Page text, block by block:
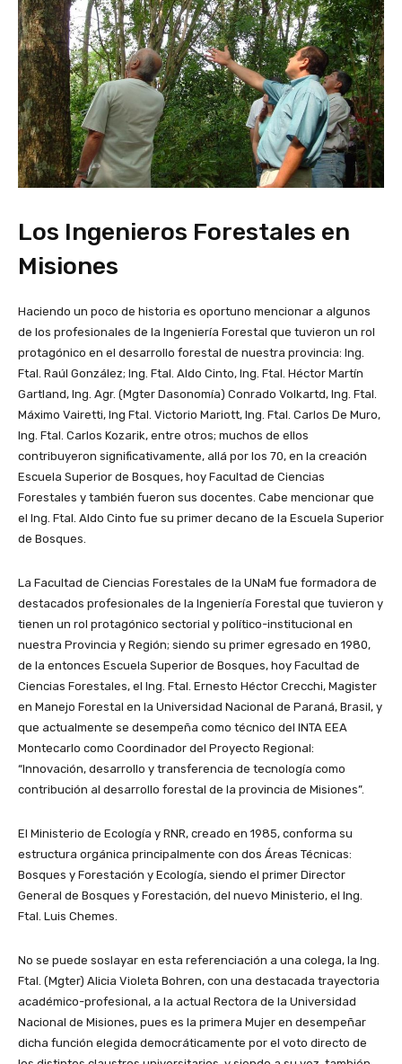
Los Ingenieros Forestales en
Misiones
Haciendo un poco de historia es oportuno mencionar a algunos
de los profesionales de la Ingeniería Forestal que tuvieron un rol
protagónico en el desarrollo forestal de nuestra provincia: Ing.
Ftal. Raúl González; Ing. Ftal. Aldo Cinto, Ing. Ftal. Héctor Martín
Gartland, Ing. Agr. (Mgter Dasonomía) Conrado Volkartd, Ing. Ftal.
Máximo Vairetti, Ing Ftal. Victorio Mariott, Ing. Ftal. Carlos De Muro,
Ing. Ftal. Carlos Kozarik, entre otros; muchos de ellos
contribuyeron significativamente, allá por los 70, en la creación
Escuela Superior de Bosques, hoy Facultad de Ciencias
Forestales y también fueron sus docentes. Cabe mencionar que
el Ing. Ftal. Aldo Cinto fue su primer decano de la Escuela Superior
de Bosques.
La Facultad de Ciencias Forestales de la UNaM fue formadora de
destacados profesionales de la Ingeniería Forestal que tuvieron y
tienen un rol protagónico sectorial y político-institucional en
nuestra Provincia y Región; siendo su primer egresado en 1980,
de la entonces Escuela Superior de Bosques, hoy Facultad de
Ciencias Forestales, el Ing. Ftal. Ernesto Héctor Crecchi, Magister
en Manejo Forestal en la Universidad Nacional de Paraná, Brasil, y
que actualmente se desempeña como técnico del INTA EEA
Montecarlo como Coordinador del Proyecto Regional:
“Innovación, desarrollo y transferencia de tecnología como
contribución al desarrollo forestal de la provincia de Misiones”.
El Ministerio de Ecología y RNR, creado en 1985, conforma su
estructura orgánica principalmente con dos Áreas Técnicas:
Bosques y Forestación y Ecología, siendo el primer Director
General de Bosques y Forestación, del nuevo Ministerio, el Ing.
Ftal. Luis Chemes.
No se puede soslayar en esta referenciación a una colega, la Ing.
Ftal. (Mgter) Alicia Violeta Bohren, con una destacada trayectoria
académico-profesional, a la actual Rectora de la Universidad
Nacional de Misiones, pues es la primera Mujer en desempeñar
dicha función elegida democráticamente por el voto directo de